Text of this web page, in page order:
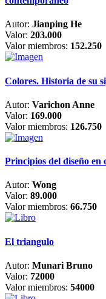
Autor: Jianping He
Valor: 203.000
Valor miembros: 152.250
Colores. Historia de su
Autor: Varichon Anne
Valor: 169.000
Valor miembros: 126.750
Principios del diseño en
Autor: Wong
Valor: 89.000
Valor miembros: 66.750
El triangulo
Autor: Munari Bruno
Valor: 72000
Valor miembros: 54000